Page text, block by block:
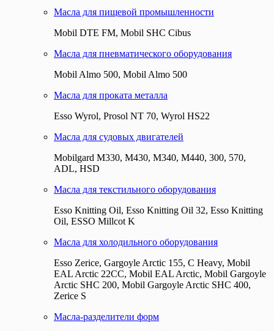
Масла для пищевой промышленности
Mobil DTE FM, Mobil SHC Cibus
Масла для пневматического оборудования
Mobil Almo 500, Mobil Almo 500
Масла для проката металла
Esso Wyrol, Prosol NT 70, Wyrol HS22
Масла для судовых двигателей
Mobilgard M330, M430, M340, M440, 300, 570,
ADL, HSD
Масла для текстильного оборудования
Esso Knitting Oil, Esso Knitting Oil 32, Esso Knitting
Oil, ESSO Millcot K
Масла для холодильного оборудования
Esso Zerice, Gargoyle Arctic 155, С Heavy, Mobil
EAL Arctic 22CC, Mobil EAL Arctic, Mobil Gargoyle
Arctic SHC 200, Mobil Gargoyle Arctic SHC 400,
Zerice S
Масла-разделители форм